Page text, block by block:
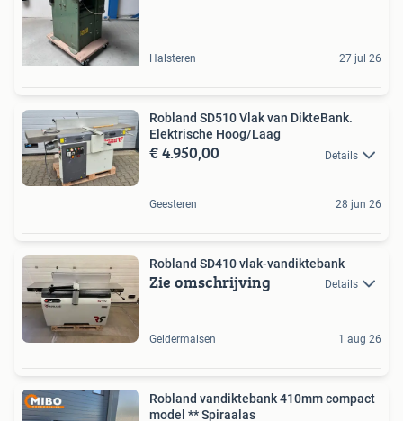
Halsteren 27 jul 26
Robland SD510 Vlak van DikteBank.
Elektrische Hoog/Laag
€ 4.950,00 Details
Geesteren 28 jun 26
Robland SD410 vlak-vandiktebank
Zie omschrijving Details
Geldermalsen 1 aug 26
Robland vandiktebank 410mm compact
model ** Spiraalas